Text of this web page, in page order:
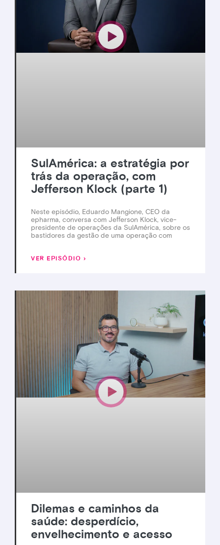
SulAmérica: a estratégia por
trás da operação, com
Jefferson Klock (parte 1)
Neste episódio, Eduardo Mangione, CEO da
epharma, conversa com Jefferson Klock, vice-
presidente de operações da SulAmérica, sobre os
bastidores da gestão de uma operação com
VER EPISÓDIO ›
Dilemas e caminhos da
saúde: desperdício,
envelhecimento e acesso